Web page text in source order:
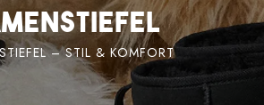
– STIL & KOMFORT